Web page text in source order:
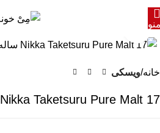
خانه ویسکی
Nikka Taketsuru Pure Malt 17 ساله 0.7 لیتری